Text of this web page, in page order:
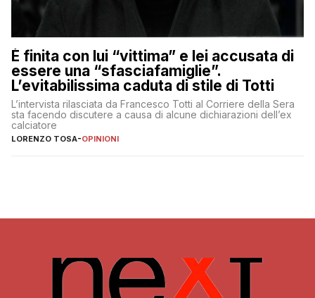
È finita con lui “vittima” e lei accusata di
essere una “sfasciafamiglie”.
L’evitabilissima caduta di stile di Totti
L’intervista rilasciata da Francesco Totti al Corriere della Sera
sta facendo discutere a causa di alcune dichiarazioni dell’ex
calciatore
LORENZO TOSA-OPINIONI